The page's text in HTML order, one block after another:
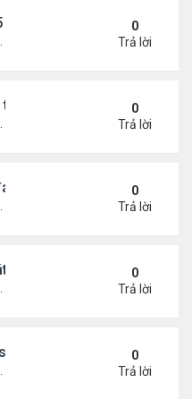
năm tù vì lạm dụng tình dục
0
Trả lời
thu hơn $291,000 tiền
0
Trả lời
đập khi đi gửi tiền ngân
0
Trả lời
hiện chồng có bồ và con
0
Trả lời
hại vợ trẻ
0
Trả lời